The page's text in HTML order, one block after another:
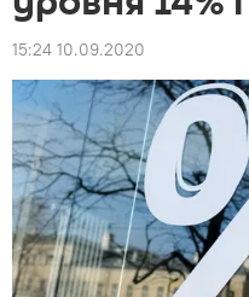
15:24 10.09.2020